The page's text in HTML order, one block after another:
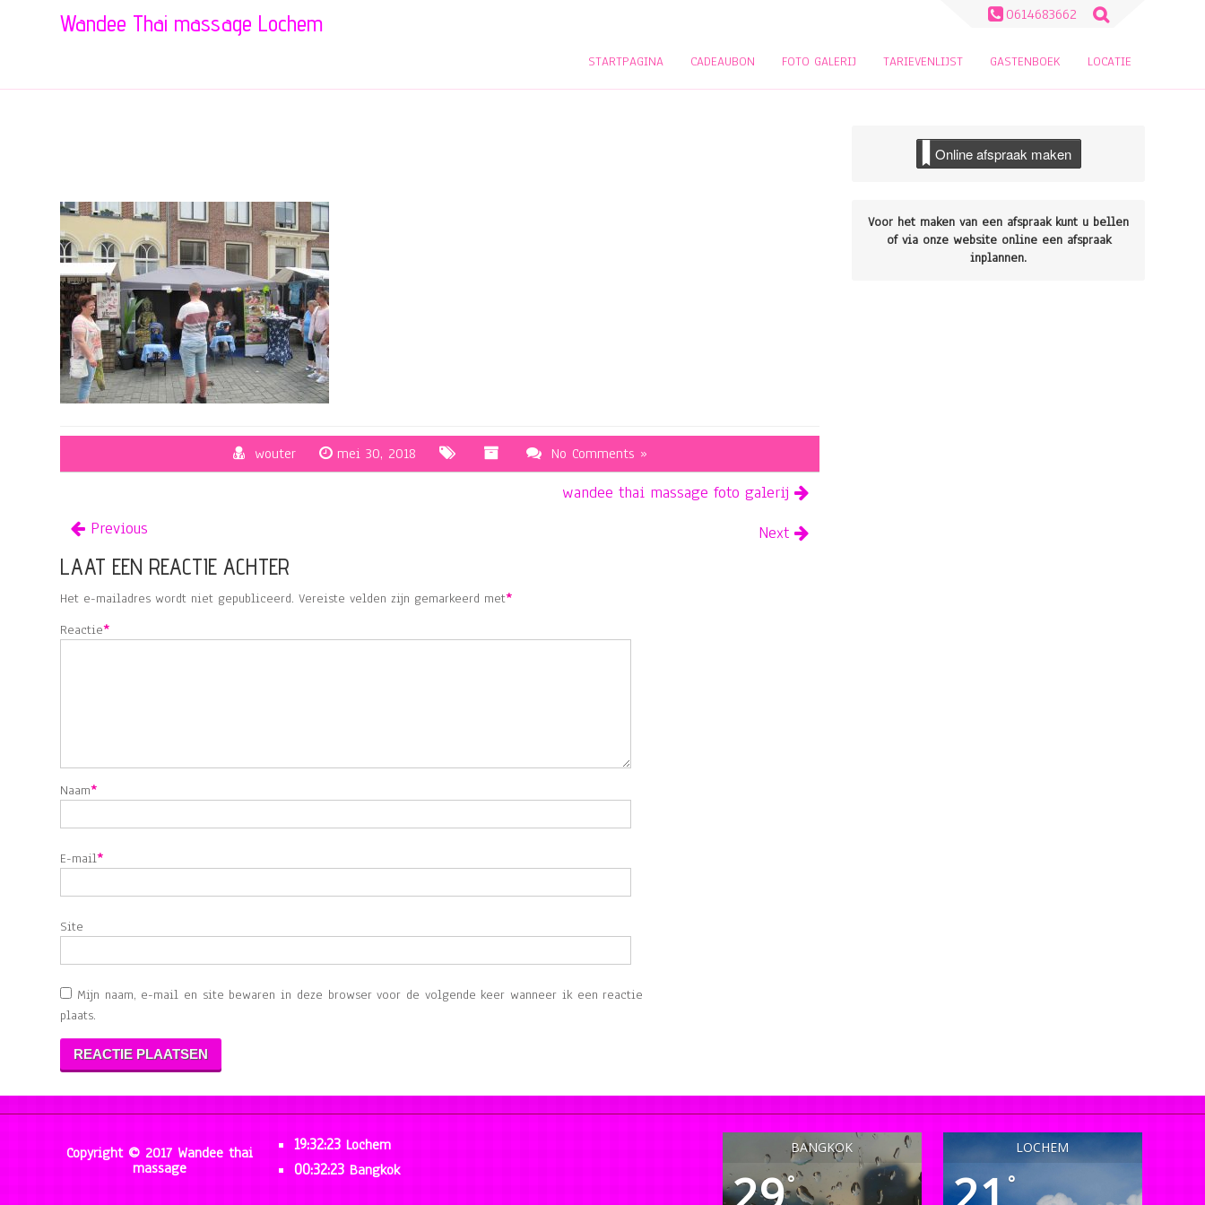
0614683662
Zoeken
naar:
Wandee Thai massage Lochem
STARTPAGINA CADEAUBON FOTO GALERIJ TARIEVENLIJST GASTENBOEK LOCATIE
wouter mei 30, 2018 No Comments »
wandee thai massage foto galerij
Previous
Next
LAAT EEN REACTIE ACHTER
Het e-mailadres wordt niet gepubliceerd. Vereiste velden zijn gemarkeerd met*
Reactie*
Naam*
E-mail*
Site
Mijn naam, e-mail en site bewaren in deze browser voor de volgende keer wanneer ik een reactie
plaats.
Online afspraak maken
Voor het maken van een afspraak kunt u bellen
of via onze website online een afspraak
inplannen.
Copyright © 2017 Wandee thai
massage
19:32:23 Lochem
00:32:23 Bangkok
BANGKOK
°
LOCHEM
°